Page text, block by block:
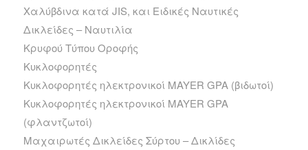
Χαλύβδινα κατά JIS, και Ειδικές Ναυτικές
Δικλείδες – Ναυτιλία
Κρυφού Τύπου Οροφής
Κυκλοφορητές
Κυκλοφορητές ηλεκτρονικοί MAYER GPA (βιδωτοί)
Κυκλοφορητές ηλεκτρονικοί MAYER GPA
(φλαντζωτοί)
Μαχαιρωτές Δικλείδες Σύρτου – Δικλίδες